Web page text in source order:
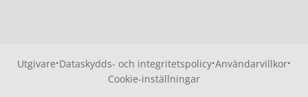
Utgivare·Dataskydds- och integritetspolicy·Användarvillkor·
Cookie-inställningar